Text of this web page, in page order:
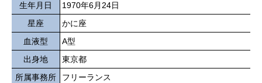
生年月日
1970年6月24日
星座
かに座
血液型
A型
出身地
東京都
所属事務所
フリーランス